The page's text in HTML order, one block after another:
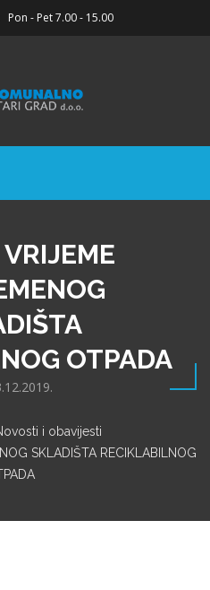
- Pet 7.00 - 15.00
OTPADA
i obavijesti
SKLADIŠTA RECIKLABILNOG